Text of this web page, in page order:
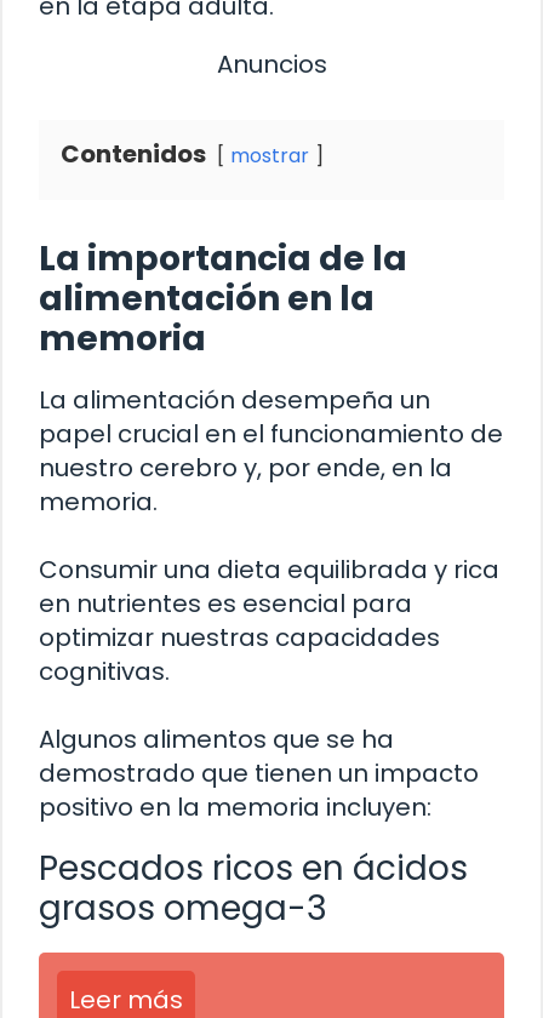
Anuncios
Contenidos mostrar
La importancia de la
alimentación en la
memoria
La alimentación desempeña un
papel crucial en el funcionamiento de
nuestro cerebro y, por ende, en la
memoria.
Consumir una dieta equilibrada y rica
en nutrientes es esencial para
optimizar nuestras capacidades
cognitivas.
Algunos alimentos que se ha
demostrado que tienen un impacto
positivo en la memoria incluyen:
Pescados ricos en ácidos
grasos omega-3
Leer más